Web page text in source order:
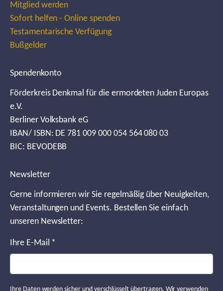
Mitglied werden
Sofort helfen - Online spenden
Testamentarische Verfügung
Bußgelder
Spendenkonto
Förderkreis Denkmal für die ermordeten Juden Europas
e.V.
Berliner Volksbank eG
IBAN/ ISBN: DE 781 009 000 054 564 080 03
BIC: BEVODEBB
Newsletter
Gerne informieren wir Sie regelmäßig über Neuigkeiten,
Veranstaltungen und Events. Bestellen Sie einfach
unseren Newsletter:
Ihre E-Mail *
Ihre Daten werden sicher und verschlüsselt übertragen. Wir verwenden